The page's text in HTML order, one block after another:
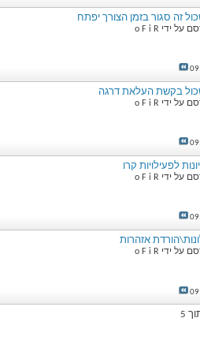
זה סגור בזמן הצורך יפתח
על ידי o F i R
בקשת העלאת דרגה
על ידי o F i R
לפעילויות קרו
על ידי o F i R
אזהרות
על ידי o F i R